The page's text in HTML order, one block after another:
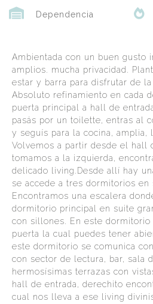
Dependencia
Ambientada con un buen gusto
amplios. mucha privacidad.
estar y barra para disfrutar de
Absoluto refinamiento en cada
puerta principal a hall de
pasás por un toilette, entras al
y seguís para la cocina, amplia,
Volvemos a partir desde el hall
tomamos a la izquierda,
delicado living.Desde allí hay
se accede a tres dormitorios en
Encontramos una escalera
dormitorio principal en suite
con sillones. En este dormitorio
puerta la cual puedes tener
este dormitorio se comunica
con sector de lectura, bar, sala
hermosísimas terrazas con
hall de entrada, derechito
cual nos lleva a ese living